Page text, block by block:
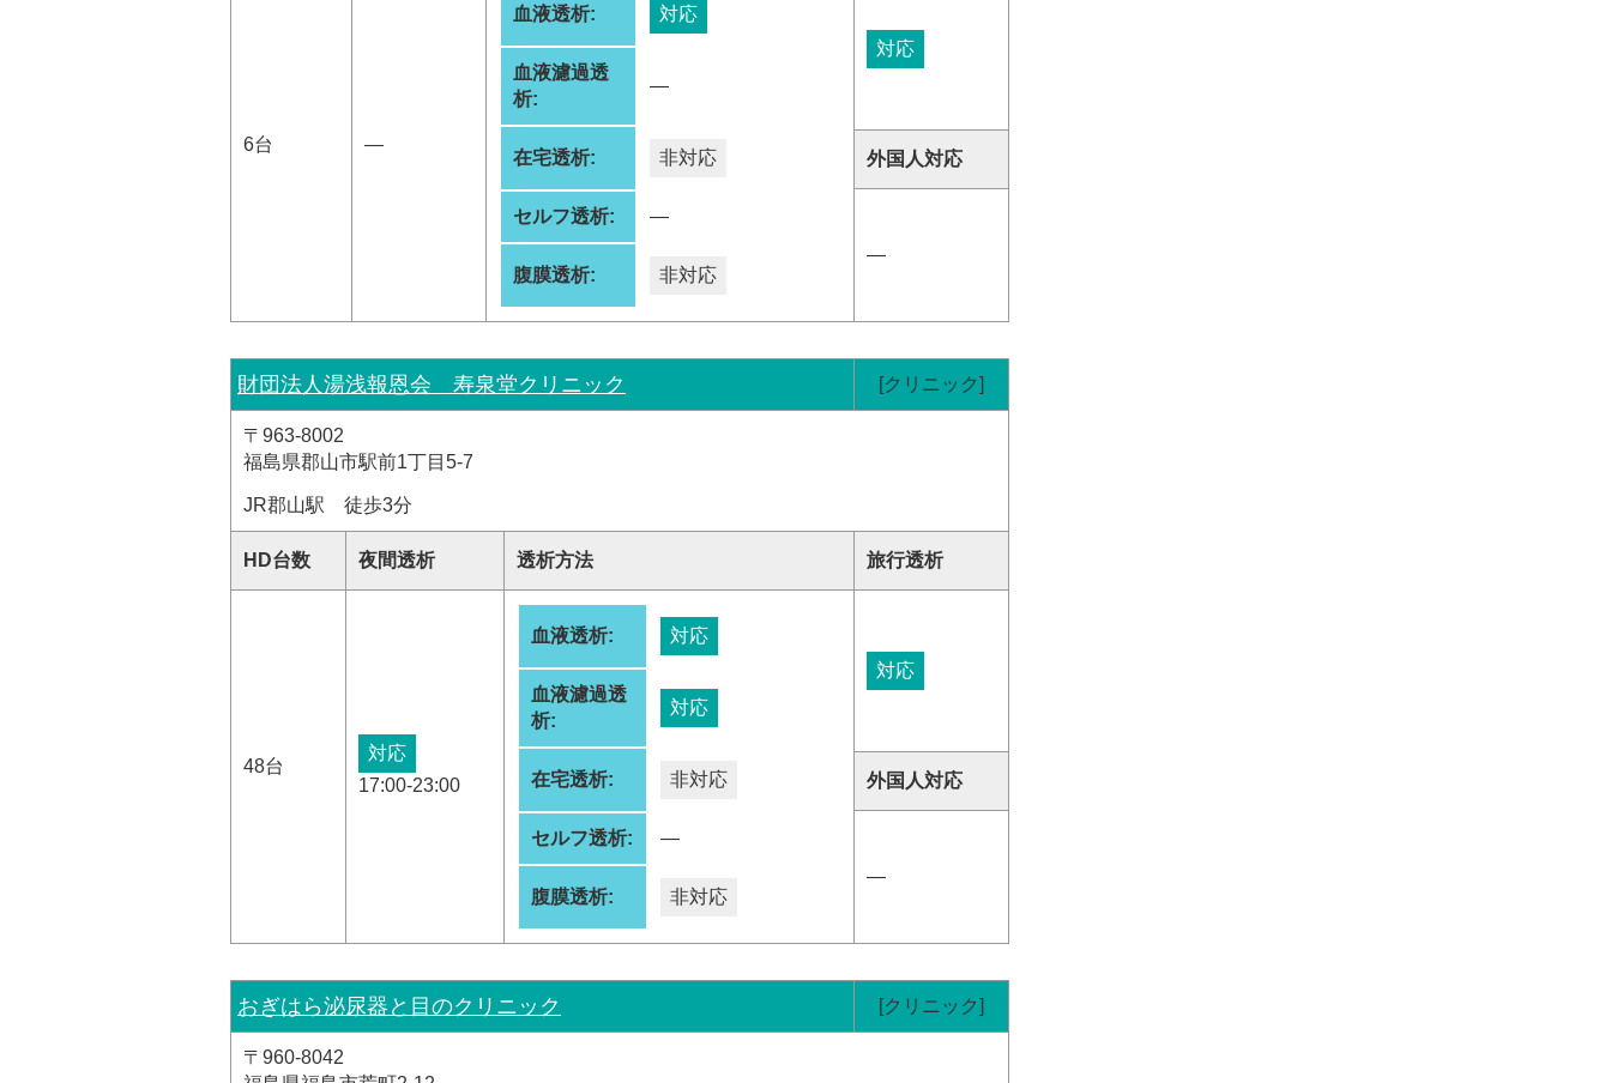
6台 ―
血液透析: 対応
血液濾過透
析:
―
在宅透析: 非対応
セルフ透析: ―
腹膜透析: 非対応
対応
外国人対応
―
財団法人湯浅報恩会 寿泉堂クリニック [クリニック]
〒963-8002
福島県郡山市駅前1丁目5-7
JR郡山駅 徒歩3分
HD台数 夜間透析 透析方法 旅行透析
48台
対応
17:00-23:00
血液透析: 対応
血液濾過透
析:
対応
在宅透析: 非対応
セルフ透析: ―
腹膜透析: 非対応
対応
外国人対応
―
おぎはら泌尿器と目のクリニック [クリニック]
〒960-8042